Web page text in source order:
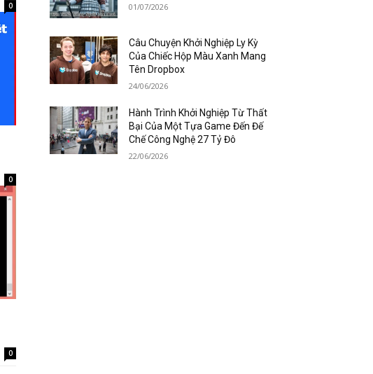
0
0
0
01/07/2026
Câu Chuyện Khởi Nghiệp Ly Kỳ
Của Chiếc Hộp Màu Xanh Mang
Tên Dropbox
24/06/2026
Hành Trình Khởi Nghiệp Từ Thất
Bại Của Một Tựa Game Đến Đế
Chế Công Nghệ 27 Tỷ Đô
22/06/2026